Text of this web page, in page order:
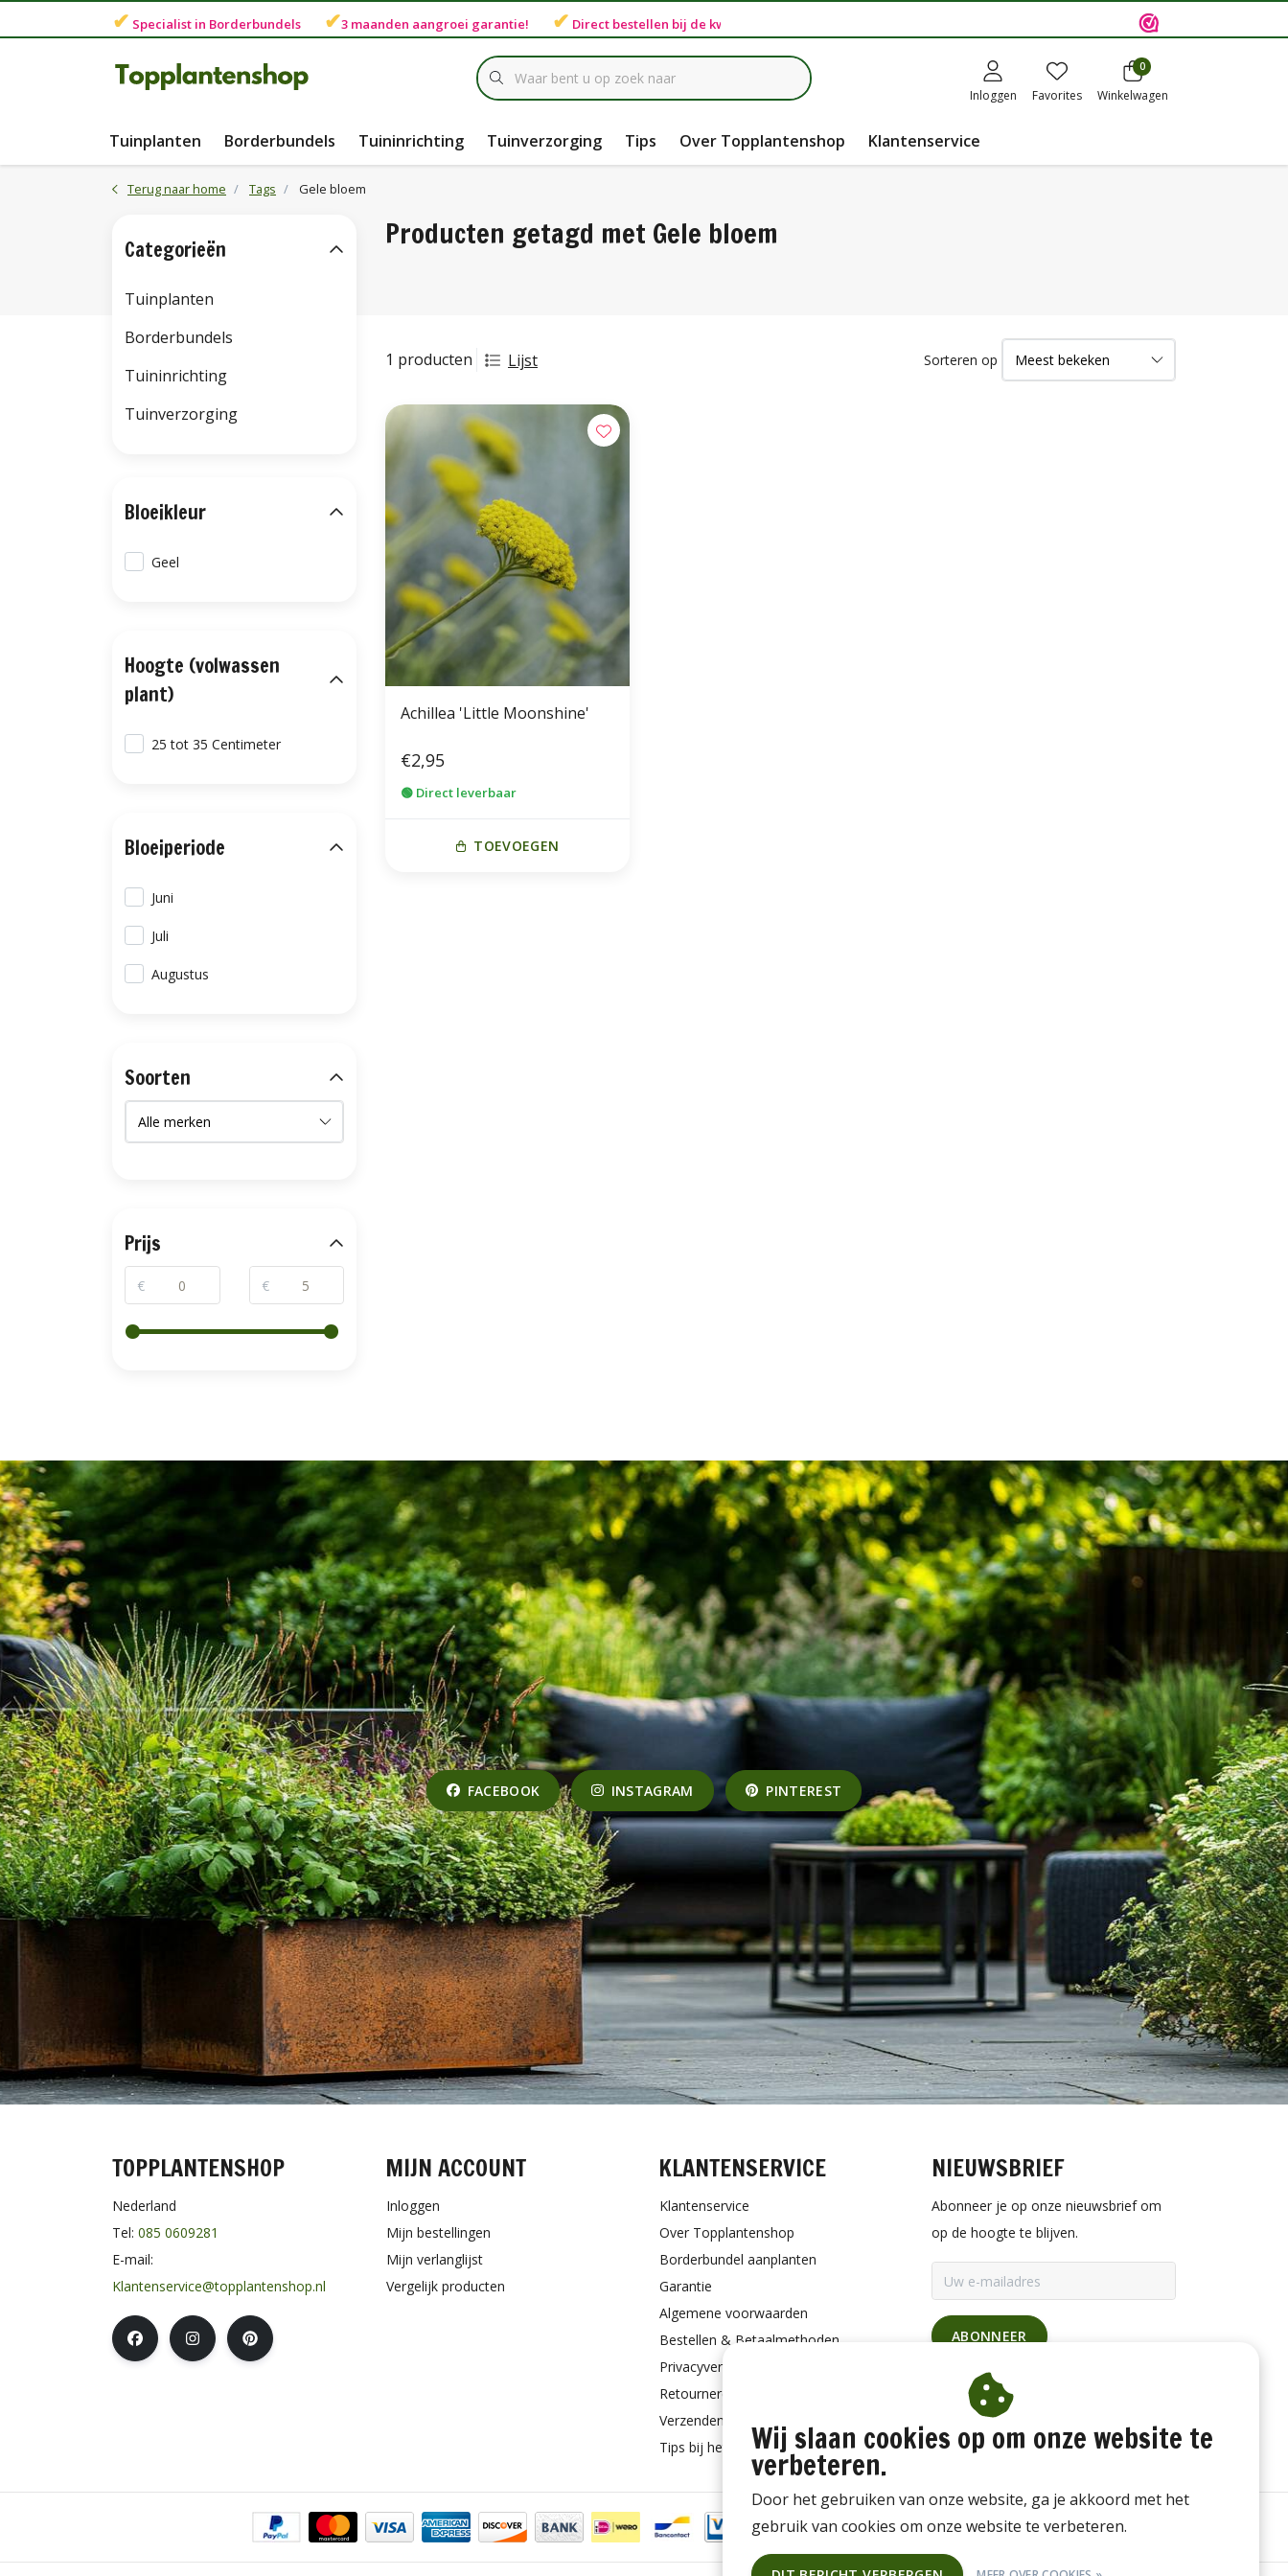
✔ Specialist in Borderbundels ✔3 maanden aangroei garantie! ✔ Direct bestellen bij de kweker
Inloggen Favorites
0
Winkelwagen
Tuinplanten Borderbundels Tuininrichting Tuinverzorging Tips Over Topplantenshop Klantenservice
Terug naar home Tags Gele bloem
Producten getagd met Gele bloem
1 producten Lijst Sorteren op
Achillea 'Little Moonshine'
€2,95
🟢 Direct leverbaar
TOEVOEGEN
Categorieën
Tuinplanten
Borderbundels
Tuininrichting
Tuinverzorging
Bloeikleur
Geel
Hoogte (volwassen
plant)
25 tot 35 Centimeter
Bloeiperiode
Juni
Juli
Augustus
Soorten
Prijs
€ €
FACEBOOK INSTAGRAM PINTEREST
TOPPLANTENSHOP
Nederland
Tel: 085 0609281
E-mail:
Klantenservice@topplantenshop.nl
MIJN ACCOUNT
Inloggen
Mijn bestellingen
Mijn verlanglijst
Vergelijk producten
KLANTENSERVICE
Klantenservice
Over Topplantenshop
Borderbundel aanplanten
Garantie
Algemene voorwaarden
Bestellen & Betaalmethoden
Privacyverklaring
Retourneren
Verzenden & Verpakking
Tips bij het aanplanten
NIEUWSBRIEF
Abonneer je op onze nieuwsbrief om
op de hoogte te blijven.
ABONNEER
Wij slaan cookies op om onze website te
verbeteren.
Door het gebruiken van onze website, ga je akkoord met het
gebruik van cookies om onze website te verbeteren.